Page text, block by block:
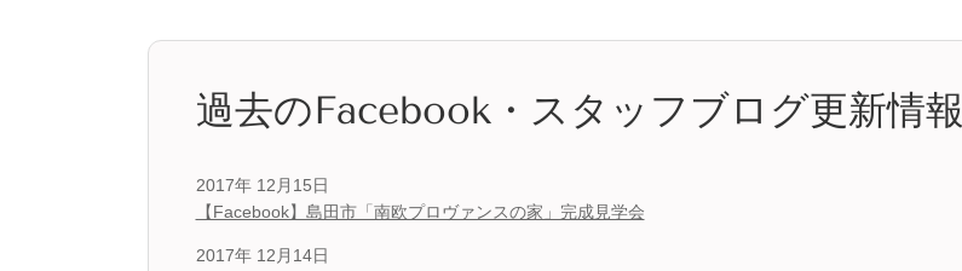
過去のFacebook・スタッフブログ更新情報
2017年 12月15日
【Facebook】島田市「南欧プロヴァンスの家」完成見学会
2017年 12月14日